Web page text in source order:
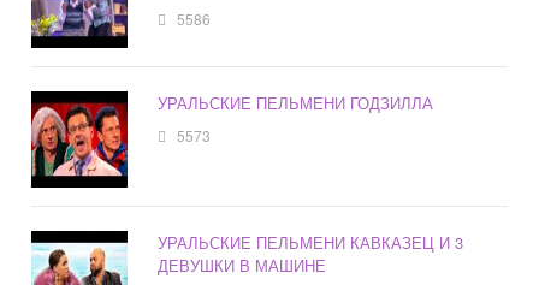
5586
УРАЛЬСКИЕ ПЕЛЬМЕНИ ГОДЗИЛЛА
5573
УРАЛЬСКИЕ ПЕЛЬМЕНИ КАВКАЗЕЦ И 3
ДЕВУШКИ В МАШИНЕ